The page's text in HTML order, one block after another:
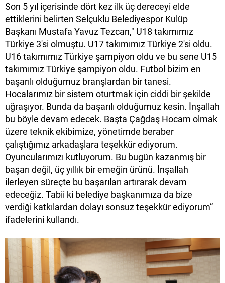
Son 5 yıl içerisinde dört kez ilk üç dereceyi elde
ettiklerini belirten Selçuklu Belediyespor Kulüp
Başkanı Mustafa Yavuz Tezcan," U18 takımımız
Türkiye 3'si olmuştu. U17 takımımız Türkiye 2'si oldu.
U16 takımımız Türkiye şampiyon oldu ve bu sene U15
takımımız Türkiye şampiyon oldu. Futbol bizim en
başarılı olduğumuz branşlardan bir tanesi.
Hocalarımız bir sistem oturtmak için ciddi bir şekilde
uğraşıyor. Bunda da başarılı olduğumuz kesin. İnşallah
bu böyle devam edecek. Başta Çağdaş Hocam olmak
üzere teknik ekibimize, yönetimde beraber
çalıştığımız arkadaşlara teşekkür ediyorum.
Oyuncularımızı kutluyorum. Bu bugün kazanmış bir
başarı değil, üç yıllık bir emeğin ürünü. İnşallah
ilerleyen süreçte bu başarıları artırarak devam
edeceğiz. Tabii ki belediye başkanımıza da bize
verdiği katkılardan dolayı sonsuz teşekkür ediyorum”
ifadelerini kullandı.